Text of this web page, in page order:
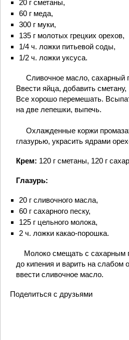
20 г сметаны,
60 г меда,
300 г муки,
135 г молотых грецких орехов,
1/4 ч. ложки питьевой соды,
1/2 ч. ложки уксуса.
Сливочное масло, сахарный
Ввести яйца, добавить
Все хорошо перемешать.
на две лепешки, выпечь.
Охлажденные коржи
глазурью, украсить ядрами
Крем: 120 г сметаны, 120 г
Глазурь:
20 г сливочного масла,
60 г сахарного песку,
125 г цельного молока,
2 ч. ложки какао-порошка.
Молоко смещать с сахарным
до кипения и варить на слабом
ввести сливочное масло.
Поделиться с друзьями